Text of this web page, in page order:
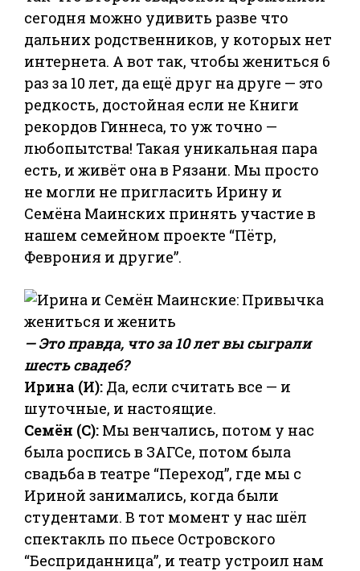
сегодня можно удивить разве что
дальних родственников, у которых нет
интернета. А вот так, чтобы жениться 6
раз за 10 лет, да ещё друг на друге — это
редкость, достойная если не Книги
рекордов Гиннеса, то уж точно —
любопытства! Такая уникальная пара
есть, и живёт она в Рязани. Мы просто
не могли не пригласить Ирину и
Семёна Маинских принять участие в
нашем семейном проекте “Пётр,
Феврония и другие”.
— Это правда, что за 10 лет вы сыграли
шесть свадеб?
Ирина (И): Да, если считать все — и
шуточные, и настоящие.
Семён (С): Мы венчались, потом у нас
была роспись в ЗАГСе, потом была
свадьба в театре “Переход”, где мы с
Ириной занимались, когда были
студентами. В тот момент у нас шёл
спектакль по пьесе Островского
“Бесприданница”, и театр устроил нам